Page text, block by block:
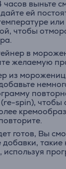
выньте
ей
чтобы
в
желаемую
из
spin), чтобы
готов, Вы
такие
используя